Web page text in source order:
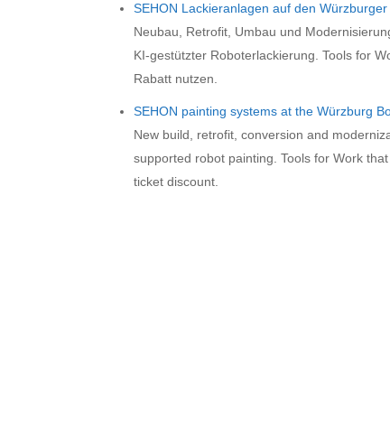
SEHON Lackieranlagen auf den
Neubau, Retrofit, Umbau und
KI-gestützter Roboterlackierung. Tools for
Rabatt nutzen.
SEHON painting systems at the Würzburg
New build, retrofit, conversion and
supported robot painting. Tools for Work
ticket discount.